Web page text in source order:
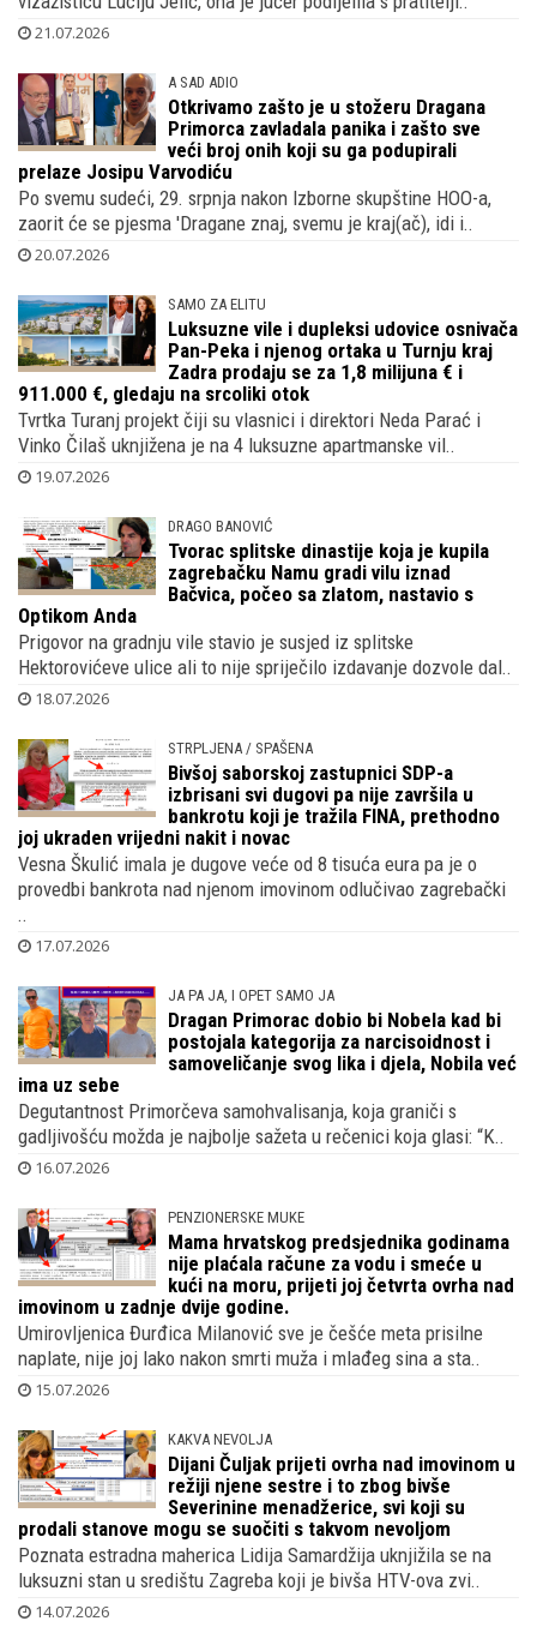
21.07.2026
A SAD ADIO
Otkrivamo zašto je u stožeru Dragana
Primorca zavladala panika i zašto sve
veći broj onih koji su ga podupirali
prelaze Josipu Varvodiću
Po svemu sudeći, 29. srpnja nakon Izborne skupštine HOO-a,
zaorit će se pjesma 'Dragane znaj, svemu je kraj(ač), idi i..
20.07.2026
SAMO ZA ELITU
Luksuzne vile i dupleksi udovice osnivača
Pan-Peka i njenog ortaka u Turnju kraj
Zadra prodaju se za 1,8 milijuna € i
911.000 €, gledaju na srcoliki otok
Tvrtka Turanj projekt čiji su vlasnici i direktori Neda Parać i
Vinko Čilaš uknjižena je na 4 luksuzne apartmanske vil..
19.07.2026
DRAGO BANOVIĆ
Tvorac splitske dinastije koja je kupila
zagrebačku Namu gradi vilu iznad
Bačvica, počeo sa zlatom, nastavio s
Optikom Anda
Prigovor na gradnju vile stavio je susjed iz splitske
Hektorovićeve ulice ali to nije spriječilo izdavanje dozvole dal..
18.07.2026
STRPLJENA / SPAŠENA
Bivšoj saborskoj zastupnici SDP-a
izbrisani svi dugovi pa nije završila u
bankrotu koji je tražila FINA, prethodno
joj ukraden vrijedni nakit i novac
Vesna Škulić imala je dugove veće od 8 tisuća eura pa je o
provedbi bankrota nad njenom imovinom odlučivao zagrebački
..
17.07.2026
JA PA JA, I OPET SAMO JA
Dragan Primorac dobio bi Nobela kad bi
postojala kategorija za narcisoidnost i
samoveličanje svog lika i djela, Nobila već
ima uz sebe
Degutantnost Primorčeva samohvalisanja, koja graniči s
gadljivošću možda je najbolje sažeta u rečenici koja glasi: “K..
16.07.2026
PENZIONERSKE MUKE
Mama hrvatskog predsjednika godinama
nije plaćala račune za vodu i smeće u
kući na moru, prijeti joj četvrta ovrha nad
imovinom u zadnje dvije godine.
Umirovljenica Đurđica Milanović sve je češće meta prisilne
naplate, nije joj lako nakon smrti muža i mlađeg sina a sta..
15.07.2026
KAKVA NEVOLJA
Dijani Čuljak prijeti ovrha nad imovinom u
režiji njene sestre i to zbog bivše
Severinine menadžerice, svi koji su
prodali stanove mogu se suočiti s takvom nevoljom
Poznata estradna maherica Lidija Samardžija uknjižila se na
luksuzni stan u središtu Zagreba koji je bivša HTV-ova zvi..
14.07.2026